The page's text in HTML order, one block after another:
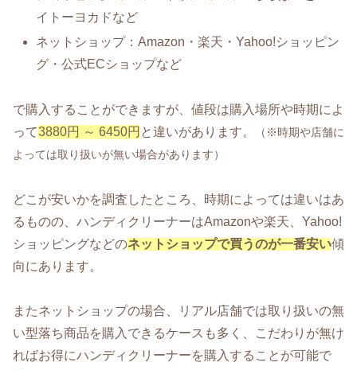
イトーヨカドなど
ネットショップ：Amazon・楽天・Yahoo!ショッピン
グ・公式ECショップなど
で購入することができますが、値段は購入場所や時期によ
って3880円 ～ 6450円 と違いがあります。
（※時期や店舗に
よっては取り扱いが無い場合があります）
どこが安いかを調査したところ、時期によっては違いはあ
るものの、ハンディクリーナーはAmazonや楽天、Yahoo!
ショッピングなどのネットショップで買うのが一番安い傾
向にあります。
またネットショップの場合、リアル店舗では取り扱いの無
い型落ち商品を購入できるケースも多く、こだわりが無け
ればお得にハンディクリーナーを購入することが可能で